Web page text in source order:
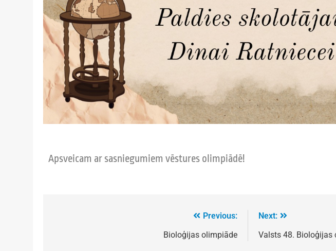
Apsveicam ar sasniegumiem vēstures olimpiādē!
Previous:
Bioloģijas olimpiāde
Next:
Valsts 48. Bioloģijas